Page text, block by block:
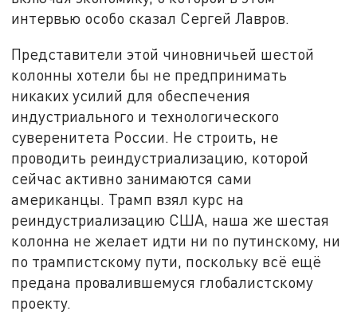
интервью особо сказал Сергей Лавров.
Представители этой чиновничьей шестой
колонны хотели бы не предпринимать
никаких усилий для обеспечения
индустриального и технологического
суверенитета России. Не строить, не
проводить реиндустриализацию, которой
сейчас активно занимаются сами
американцы. Трамп взял курс на
реиндустриализацию США, наша же шестая
колонна не желает идти ни по путинскому, ни
по трампистскому пути, поскольку всё ещё
предана провалившемуся глобалистскому
проекту.